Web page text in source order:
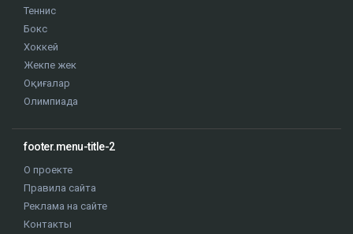
Теннис
Бокс
Хоккей
Жекпе жек
Оқиғалар
Олимпиада
footer.menu-title-2
О проекте
Правила сайта
Реклама на сайте
Контакты